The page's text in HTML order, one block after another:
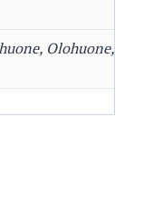
Olohuone,